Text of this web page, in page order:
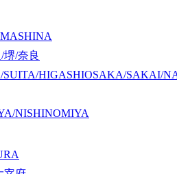
堺/奈良
HIGASHIOSAKA/SAKAI/
NISHINOMIYA